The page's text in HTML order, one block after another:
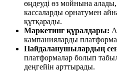
өңдеуді өз мойнына
кассаларды орнатумен
құтқарады.
Маркетинг құралдары:
кампанияларды
Пайдаланушылардың
платформалар болып
деңгейін арттырады.